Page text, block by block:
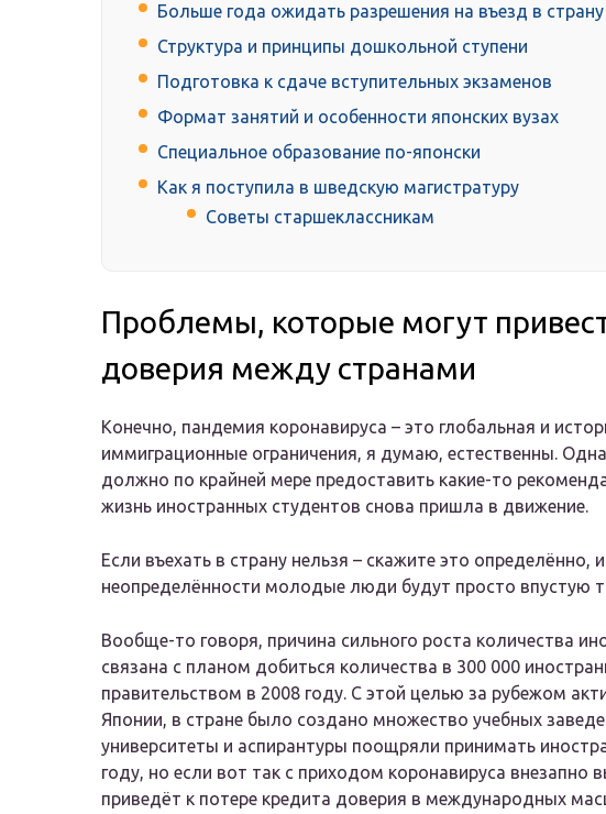
Больше года ожидать разрешения на въезд в страну
Структура и принципы дошкольной ступени
Подготовка к сдаче вступительных экзаменов
Формат занятий и особенности японских вузах
Специальное образование по-японски
Как я поступила в шведскую магистратуру
Советы старшеклассникам
Проблемы, которые могут
доверия между странами
Конечно, пандемия коронавируса – это глобальная и
иммиграционные ограничения, я думаю, естественны.
должно по крайней мере предоставить какие-то
жизнь иностранных студентов снова пришла в движение.
Если въехать в страну нельзя – скажите это определённо,
неопределённости молодые люди будут просто впустую
Вообще-то говоря, причина сильного роста количества
связана с планом добиться количества в 300 000
правительством в 2008 году. С этой целью за рубежом
Японии, в стране было создано множество учебных
университеты и аспирантуры поощряли принимать
году, но если вот так с приходом коронавируса внезапно
приведёт к потере кредита доверия в международных